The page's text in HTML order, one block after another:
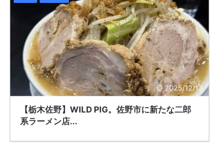
2025/12/13
【栃木佐野】WILD PIG。佐野市に新たな二郎
系ラーメン店...